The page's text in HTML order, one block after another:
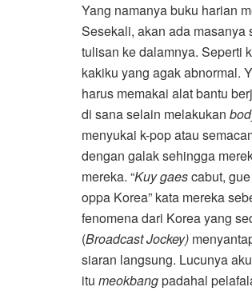
Yang namanya buku harian
Sesekali, akan ada masanya
tulisan ke dalamnya. Seperti
kakiku yang agak abnormal.
harus memakai alat bantu
di sana selain melakukan
menyukai k-pop atau
dengan galak sehingga
mereka. “Kuy gaescabut,
oppa Korea” kata mereka
fenomena dari Korea yang
(Broadcast Jockey)
siaran langsung. Lucunya
itu meokbangpadahal